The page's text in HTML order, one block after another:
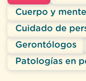
Cuerpo y mente
Cuidado de
Gerontólogos
Patologías en